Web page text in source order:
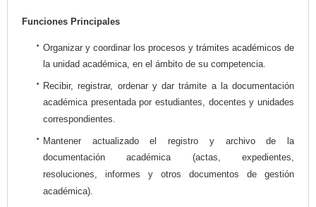
Funciones Principales
Organizar y coordinar los procesos y trámites académicos de
la unidad académica, en el ámbito de su competencia.
Recibir, registrar, ordenar y dar trámite a la documentación
académica presentada por estudiantes, docentes y unidades
correspondientes.
Mantener actualizado el registro y archivo de la
documentación académica (actas, expedientes,
resoluciones, informes y otros documentos de gestión
académica).